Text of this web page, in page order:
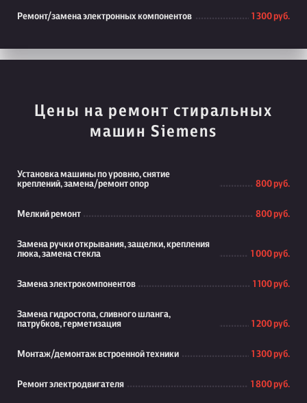
Ремонт/замена электронных компонентов 1 300 руб.
Цены на ремонт стиральных
машин Siemens
Установка машины по уровню, снятие
креплений, замена/ремонт опор
800 руб.
Мелкий ремонт 800 руб.
Замена ручки открывания, защелки, крепления
люка, замена стекла
1 000 руб.
Замена электрокомпонентов 1 100 руб.
Замена гидростопа, сливного шланга,
патрубков, герметизация
1 200 руб.
Монтаж/демонтаж встроенной техники 1 300 руб.
Ремонт электродвигателя 1 800 руб.